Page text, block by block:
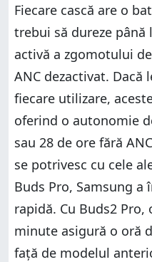
Fiecare cască are o
trebui să dureze până
activă a zgomotului
ANC dezactivat. Dacă
fiecare utilizare,
oferind o autonomie
sau 28 de ore fără
se potrivesc cu cele
Buds Pro, Samsung
rapidă. Cu Buds2 Pro,
minute asigură o oră
față de modelul